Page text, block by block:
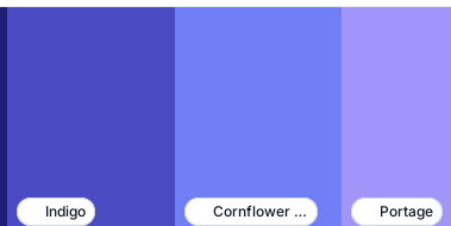
Indigo Cornflower Blue Portage